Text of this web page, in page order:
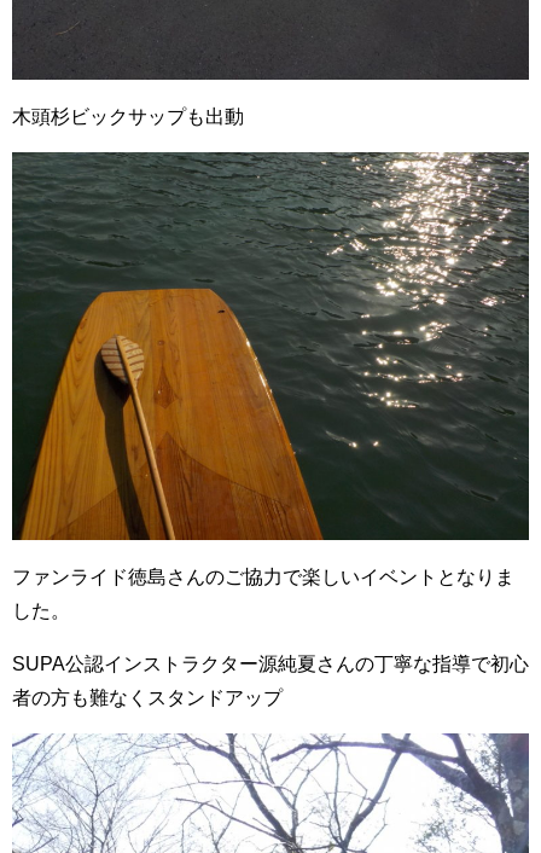
木頭杉ビックサップも出動
ファンライド徳島さんのご協力で楽しいイベントとなりま
した。
SUPA公認インストラクター源純夏さんの丁寧な指導で初心
者の方も難なくスタンドアップ